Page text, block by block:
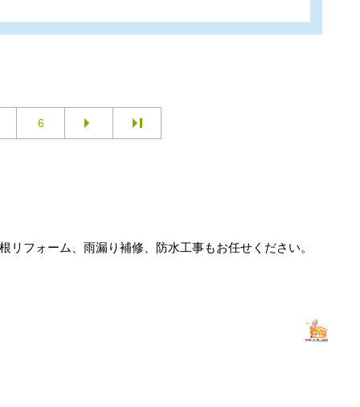
6
フォーム、雨漏り補修、防水工事もお任せください。